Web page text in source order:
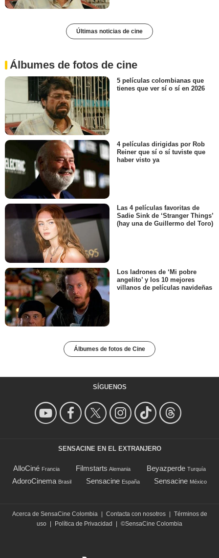
Últimas noticias de cine
Álbumes de fotos de cine
5 películas colombianas que
tienes que ver sí o sí en 2026
4 películas dirigidas por Rob
Reiner que sí o sí tuviste que
haber visto ya
Las 4 películas favoritas de
Sadie Sink de ‘Stranger Things’
(hay una de Guillermo del Toro)
Los ladrones de ‘Mi pobre
angelito’ y los 10 mejores
villanos de películas navideñas
Álbumes de fotos de Cine
SÍGUENOS
SENSACINE EN EL EXTRANJERO
AlloCiné Francia Filmstarts Alemania Beyazperde Turquía
AdoroCinema Brasil Sensacine España Sensacine México
Acerca de SensaCine Colombia Contacta con nosotros
Términos de
uso
Política de Privacidad ©SensaCine Colombia